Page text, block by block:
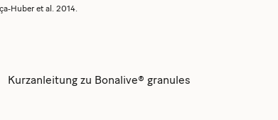
et al. 2014.
Kurzanleitung zu Bonalive® granules